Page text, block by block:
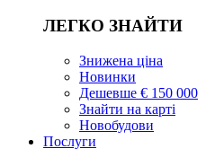
ЛЕГКО ЗНАЙТИ
Знижена ціна
Новинки
Дешевше € 150 000
Знайти на карті
Новобудови
Послуги